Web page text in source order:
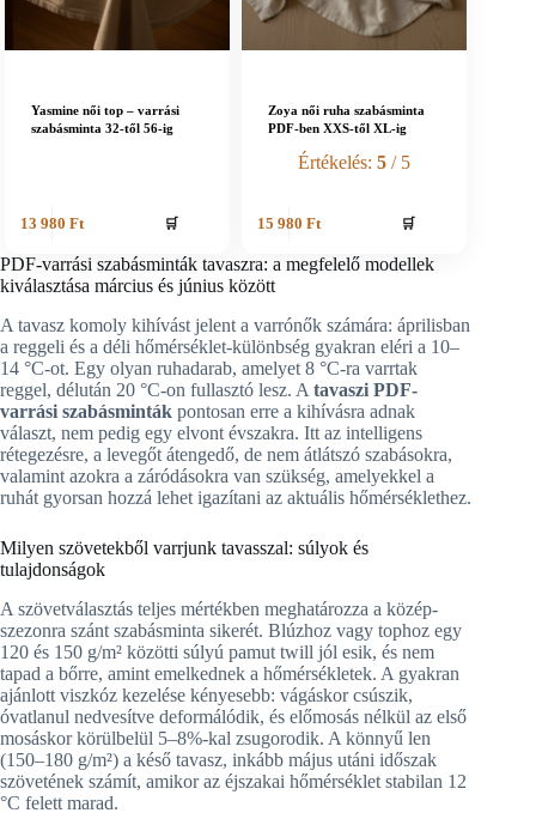
Yasmine női top – varrási
szabásminta 32-től 56-ig
13 980 Ft 🛒
Zoya női ruha szabásminta
PDF-ben XXS-től XL-ig
Értékelés:5 / 5
15 980 Ft
🛒
PDF-varrási szabásminták tavaszra: a megfelelő modellek
kiválasztása március és június között
A tavasz komoly kihívást jelent a varrónők számára: áprilisban
a reggeli és a déli hőmérséklet-különbség gyakran eléri a 10–
14 °C-ot. Egy olyan ruhadarab, amelyet 8 °C-ra varrtak
reggel, délután 20 °C-on fullasztó lesz. A tavaszi PDF-
varrási szabásminták pontosan erre a kihívásra adnak
választ, nem pedig egy elvont évszakra. Itt az intelligens
rétegezésre, a levegőt átengedő, de nem átlátszó szabásokra,
valamint azokra a záródásokra van szükség, amelyekkel a
ruhát gyorsan hozzá lehet igazítani az aktuális hőmérséklethez.
Milyen szövetekből varrjunk tavasszal: súlyok és
tulajdonságok
A szövetválasztás teljes mértékben meghatározza a közép-
szezonra szánt szabásminta sikerét. Blúzhoz vagy tophoz egy
120 és 150 g/m² közötti súlyú pamut twill jól esik, és nem
tapad a bőrre, amint emelkednek a hőmérsékletek. A gyakran
ajánlott viszkóz kezelése kényesebb: vágáskor csúszik,
óvatlanul nedvesítve deformálódik, és előmosás nélkül az első
mosáskor körülbelül 5–8%-kal zsugorodik. A könnyű len
(150–180 g/m²) a késő tavasz, inkább május utáni időszak
szövetének számít, amikor az éjszakai hőmérséklet stabilan 12
°C felett marad.